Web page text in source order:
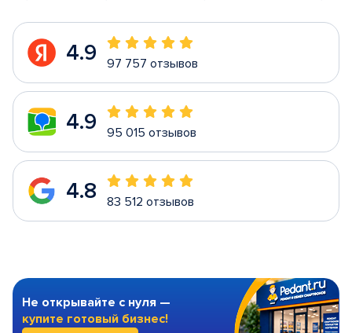
4.9 97 757 отзывов
4.9 95 015 отзывов
4.8 83 512 отзывов
Не открывайте с нуля —
купите готовый бизнес!